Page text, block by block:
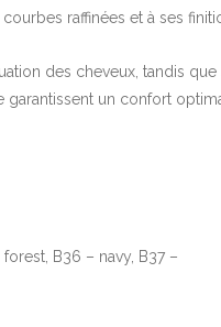
raffinées et à ses
des cheveux, tandis
garantissent un confort
B36 – navy, B37 –